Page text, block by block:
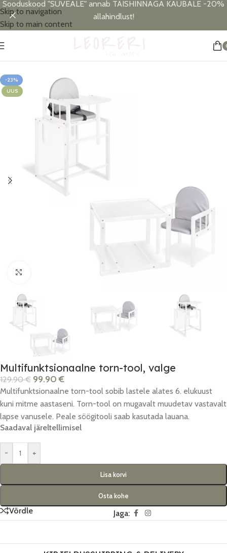
Skip to navigation
Skip to main content
Sooduskood "SUVEALE" annab TÄISHINNAGA KAUBALE -20%
allahindlust!
Esileht
-23%
UUS
Multifunktsionaalne torn-tool, valge
129.90€ 99.90€
Multifunktsionaalne torn-tool sobib lastele alates 6. elukuust
kuni mitme aastaseni. Torn-tool on mugavalt muudetav vastavalt
lapse vanusele. Peale söögitooli saab kasutada lauana.
Saadaval järeltellimisel
- +
Lisa korvi
Osta kohe
Võrdle Jaga: